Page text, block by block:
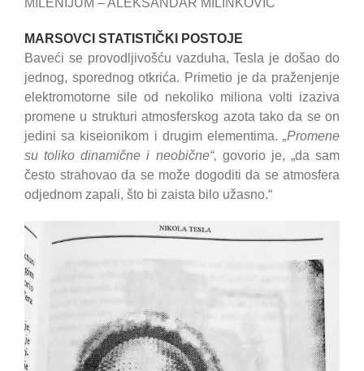
MILENIJUM – ALEKSANDAR MILINKOVIC
MARSOVCI STATISTIČKI POSTOJE
Baveći se provodljivošću vazduha, Tesla je došao do
jednog, sporednog otkrića. Primetio je da praženjenje
elektromotorne sile od nekoliko miliona volti izaziva
promene u strukturi atmosferskog azota tako da se on
jedini sa kiseionikom i drugim elementima. „Promene
su toliko dinamične i neobične“, govorio je, „da sam
često strahovao da se može dogoditi da se atmosfera
odjednom zapali, što bi zaista bilo užasno.“